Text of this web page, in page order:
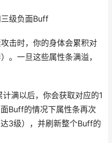
级负面Buff
击时，你的身体会累积对
。一旦这些属性条满溢，
满以后，你会获取对应的1
Buff的情况下属性条再次
3级），并刷新整个Buff的